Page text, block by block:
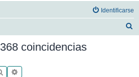
Identificarse
coincidencias
Buscar